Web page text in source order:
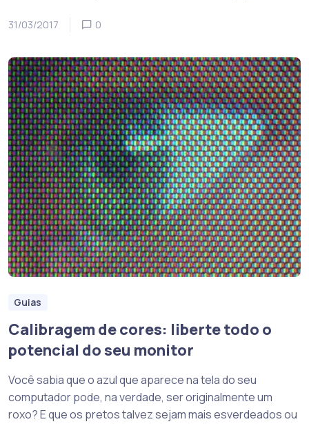
31/03/2017 0
Guias
Calibragem de cores: liberte todo o
potencial do seu monitor
Você sabia que o azul que aparece na tela do seu
computador pode, na verdade, ser originalmente um
roxo? E que os pretos talvez sejam mais esverdeados ou